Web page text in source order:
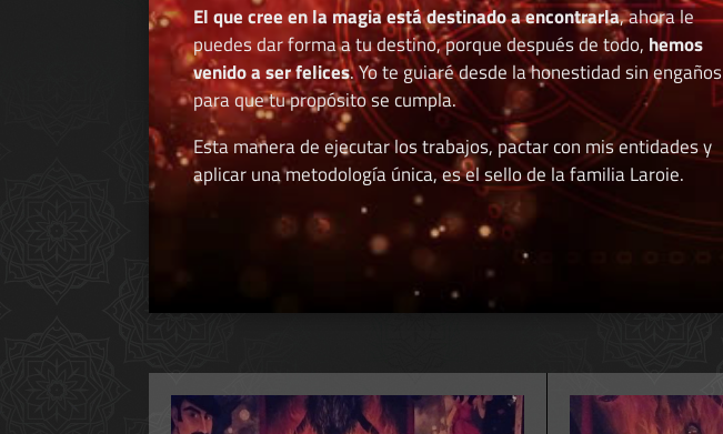
El que cree en la magia está destinado a encontrarla, ahora le
puedes dar forma a tu destino, porque después de todo, hemos
venido a ser felices. Yo te guiaré desde la honestidad sin engaños
para que tu propósito se cumpla.
Esta manera de ejecutar los trabajos, pactar con mis entidades y
aplicar una metodología única, es el sello de la familia Laroie.